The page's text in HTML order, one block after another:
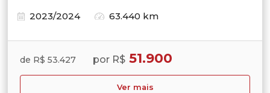
2023/2024
63.440 km
de R$ 53.427 por R$ 51.900
Ver mais